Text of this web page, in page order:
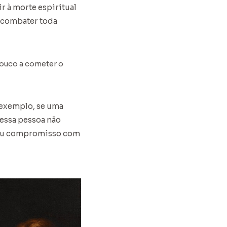
à morte espiritual
toda
a cometer o
se uma
pessoa não
compromisso com